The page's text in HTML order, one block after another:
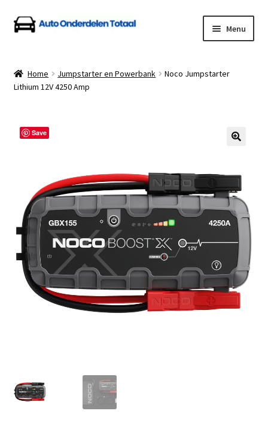
Ga
door
navigatie
Ga
naar
inhoud
Menu
Algemene Voorwaarden
Contact
Klantenservice
Linkpartners
Home Jumpstarter en Powerbank
Noco Jumpstarter
Lithium 12V 4250 Amp
Save